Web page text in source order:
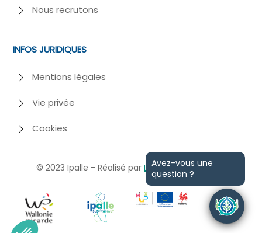
Nous recrutons
INFOS JURIDIQUES
Mentions légales
Vie privée
Cookies
© 2023 Ipalle - Réalisé par LosfeldetWebiome
Avez-vous une
question ?